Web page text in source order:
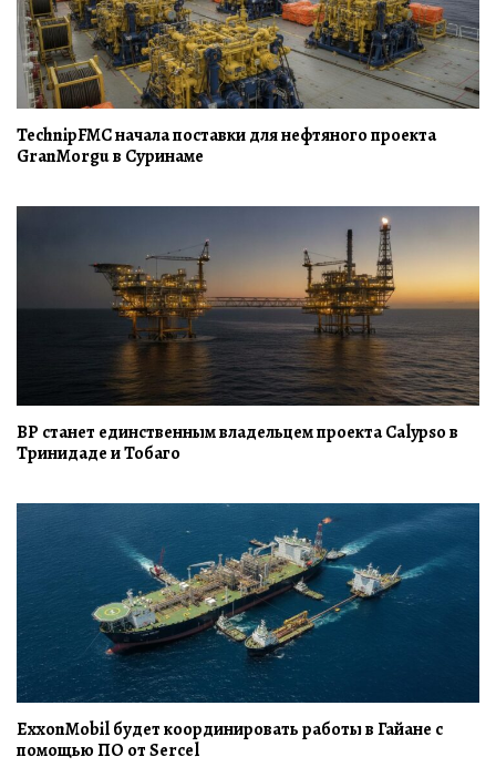
TechnipFMC начала поставки для нефтяного проекта
GranMorgu в Суринаме
BP станет единственным владельцем проекта Calypso в
Тринидаде и Тобаго
ExxonMobil будет координировать работы в Гайане с
помощью ПО от Sercel